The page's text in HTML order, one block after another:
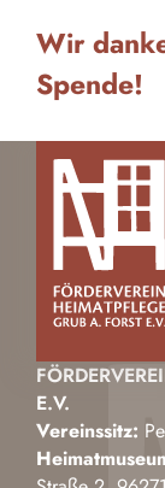
Wir
Spende!
E.V.
Vereinssitz: